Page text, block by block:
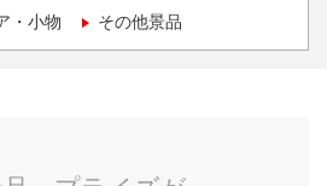
・小物 その他景品